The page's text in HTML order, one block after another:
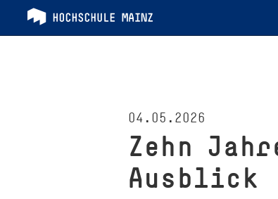
04.05.2026
Zehn
Ausblick